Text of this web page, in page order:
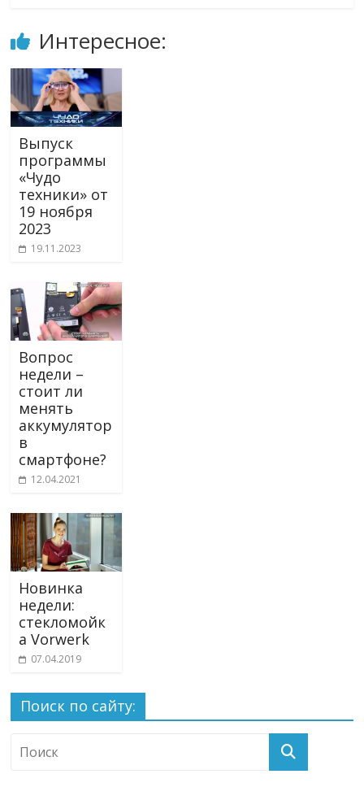
Интересное:
Выпуск
программы
«Чудо
техники» от
19 ноября
2023
19.11.2023
Вопрос
недели –
стоит ли
менять
аккумулятор
в
смартфоне?
12.04.2021
Новинка
недели:
стекломойк
а Vorwerk
07.04.2019
Поиск по сайту: